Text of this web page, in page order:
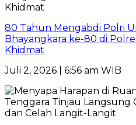
80 Tahun Mengabdi Polri
Bhayangkara ke-80 di
Khidmat
Juli 2, 2026 | 6:56 am WIB